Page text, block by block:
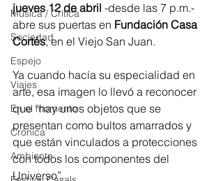
Música / Crítica
Sociedad
Espejo
Viajes
En el momento
Crónica
Ambiente
jueves 12 de abril -desde las 7 p.m.-
abre sus puertas en Fundación Casa
Cortés, en el Viejo San Juan.
Ya cuando hacía su especialidad en
arte, esa imagen lo llevó a reconocer
que “hay unos objetos que se
presentan como bultos amarrados y
que están vinculados a protecciones
con todos los componentes del
Universo”.